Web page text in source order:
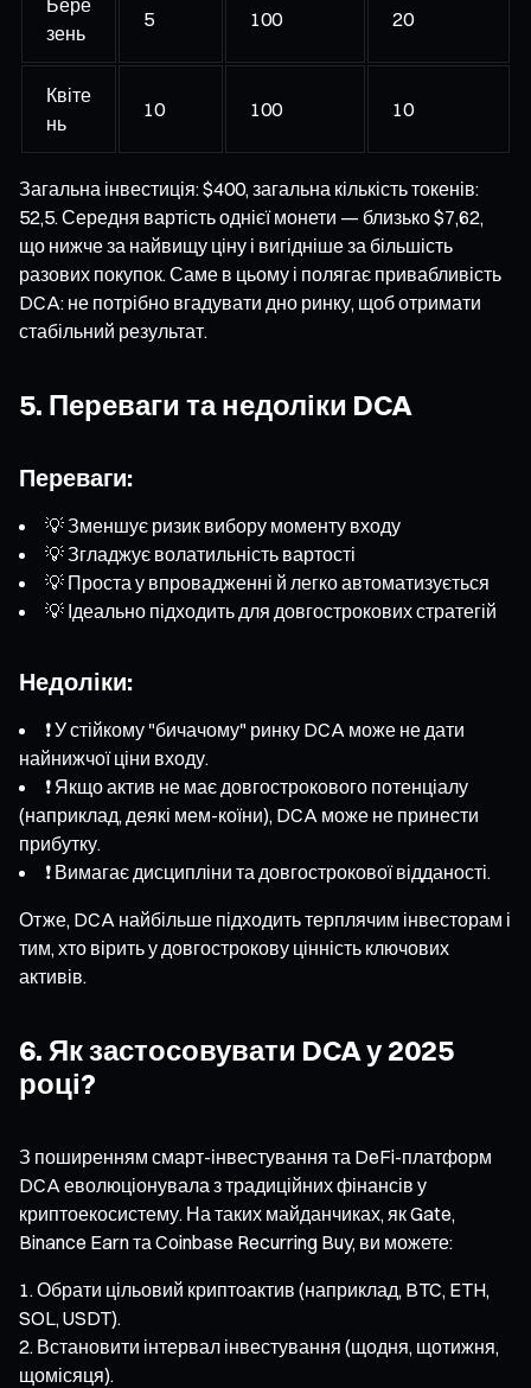
зень
5 100 20
Квіте
нь
10 100 10
Загальна інвестиція: $400, загальна кількість токенів:
52,5. Середня вартість однієї монети — близько $7,62,
що нижче за найвищу ціну і вигідніше за більшість
разових покупок. Саме в цьому і полягає привабливість
DCA: не потрібно вгадувати дно ринку, щоб отримати
стабільний результат.
5. Переваги та недоліки DCA
Переваги:
💡 Зменшує ризик вибору моменту входу
💡 Згладжує волатильність вартості
💡 Проста у впровадженні й легко автоматизується
💡 Ідеально підходить для довгострокових стратегій
Недоліки:
❗ У стійкому "бичачому" ринку DCA може не дати
найнижчої ціни входу.
❗ Якщо актив не має довгострокового потенціалу
(наприклад, деякі мем-коїни), DCA може не принести
прибутку.
❗ Вимагає дисципліни та довгострокової відданості.
Отже, DCA найбільше підходить терплячим інвесторам і
тим, хто вірить у довгострокову цінність ключових
активів.
6. Як застосовувати DCA у 2025
році?
З поширенням смарт-інвестування та DeFi-платформ
DCA еволюціонувала з традиційних фінансів у
криптоекосистему. На таких майданчиках, як Gate,
Binance Earn та Coinbase Recurring Buy, ви можете:
Обрати цільовий криптоактив (наприклад, BTC, ETH,
SOL, USDT).
Встановити інтервал інвестування (щодня, щотижня,
щомісяця).